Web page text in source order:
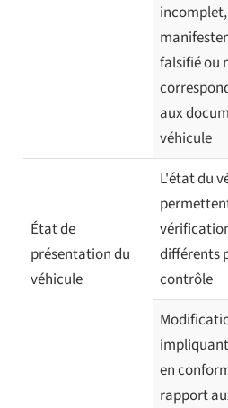
falsifié ou
aux
véhicule
État de
présentation du
véhicule
L'état du
différents
contrôle
en
rapport